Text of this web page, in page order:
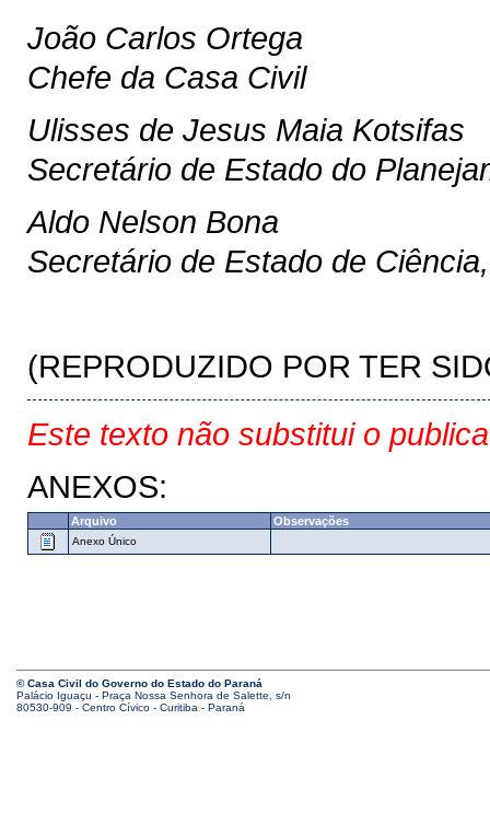
João Carlos Ortega
Chefe da Casa Civil
Ulisses de Jesus Maia Kotsifas
Secretário de Estado do
Aldo Nelson Bona
Secretário de Estado de
(REPRODUZIDO POR TER
Este texto não substitui o
ANEXOS:
Arquivo Observações
Anexo Único
© Casa Civil do Governo do Estado do Paraná
Palácio Iguaçu - Praça Nossa Senhora de Salette, s/n
80530-909 - Centro Cívico - Curitiba - Paraná